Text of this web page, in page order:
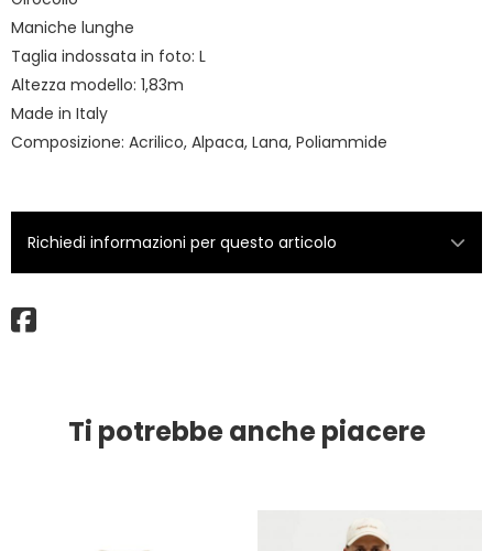
Maniche lunghe
Taglia indossata in foto: L
Altezza modello: 1,83m
Made in Italy
Composizione: Acrilico, Alpaca, Lana, Poliammide
Richiedi informazioni per questo articolo
Ti potrebbe anche piacere